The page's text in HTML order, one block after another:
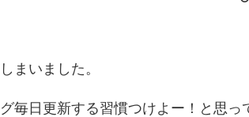
まいました。
毎日更新する習慣つけよー！と思っ